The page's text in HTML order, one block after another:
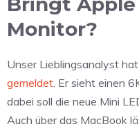
Monitor?
Unser Lieblingsanalyst
gemeldet. Er sieht einen
dabei soll die neue Mini
Auch über das MacBook